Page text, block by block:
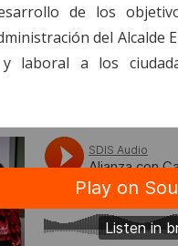
de los
del Alcalde
laboral a los